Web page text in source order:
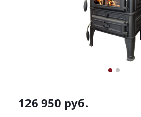
126 950 руб.